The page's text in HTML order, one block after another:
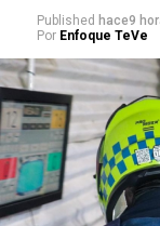
Published hace9
Por Enfoque TeVe